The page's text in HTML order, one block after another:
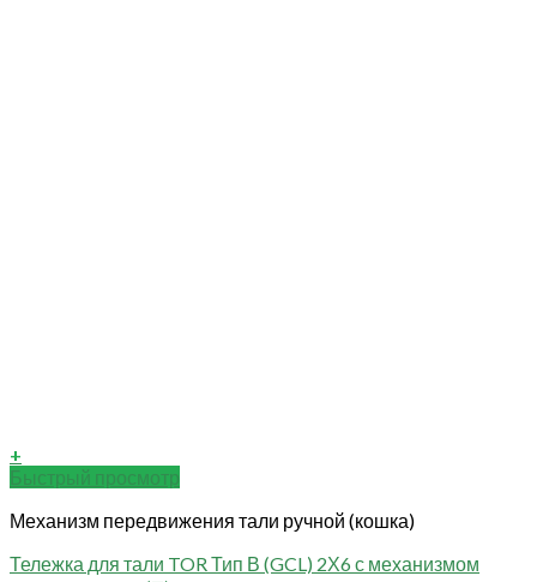
+
Быстрый просмотр
Механизм передвижения тали ручной (кошка)
Тележка для тали TOR Тип В (GCL) 2Х6 с механизмом